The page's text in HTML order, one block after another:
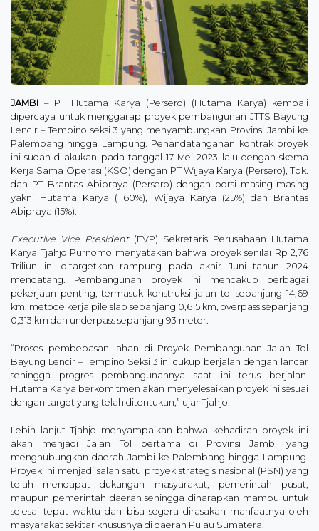
JAMBI – PT Hutama Karya (Persero) (Hutama Karya) kembali
dipercaya untuk menggarap proyek pembangunan JTTS Bayung
Lencir – Tempino seksi 3 yang menyambungkan Provinsi Jambi ke
Palembang hingga Lampung. Penandatanganan kontrak proyek
ini sudah dilakukan pada tanggal 17 Mei 2023 lalu dengan skema
Kerja Sama Operasi (KSO) dengan PT Wijaya Karya (Persero), Tbk.
dan PT Brantas Abipraya (Persero) dengan porsi masing-masing
yakni Hutama Karya ( 60%), Wijaya Karya (25%) dan Brantas
Abipraya (15%).
Executive Vice President (EVP) Sekretaris Perusahaan Hutama
Karya Tjahjo Purnomo menyatakan bahwa proyek senilai Rp 2,76
Triliun ini ditargetkan rampung pada akhir Juni tahun 2024
mendatang. Pembangunan proyek ini mencakup berbagai
pekerjaan penting, termasuk konstruksi jalan tol sepanjang 14,69
km, metode kerja pile slab sepanjang 0,615 km, overpass sepanjang
0,313 km dan underpass sepanjang 93 meter.
“Proses pembebasan lahan di Proyek Pembangunan Jalan Tol
Bayung Lencir – Tempino Seksi 3 ini cukup berjalan dengan lancar
sehingga progres pembangunannya saat ini terus berjalan.
Hutama Karya berkomitmen akan menyelesaikan proyek ini sesuai
dengan target yang telah ditentukan,” ujar Tjahjo.
Lebih lanjut Tjahjo menyampaikan bahwa kehadiran proyek ini
akan menjadi Jalan Tol pertama di Provinsi Jambi yang
menghubungkan daerah Jambi ke Palembang hingga Lampung.
Proyek ini menjadi salah satu proyek strategis nasional (PSN) yang
telah mendapat dukungan masyarakat, pemerintah pusat,
maupun pemerintah daerah sehingga diharapkan mampu untuk
selesai tepat waktu dan bisa segera dirasakan manfaatnya oleh
masyarakat sekitar khususnya di daerah Pulau Sumatera.